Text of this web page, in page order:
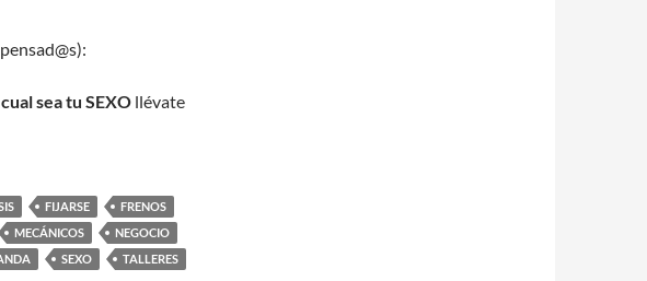
sea tu SEXO llévate
FIJARSE
FRENOS
MECÁNICOS
NEGOCIO
SEXO
TALLERES